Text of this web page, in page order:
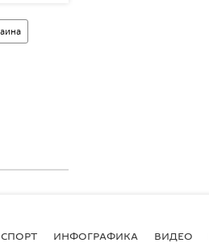
СПОРТ ИНФОГРАФИКА ВИДЕО